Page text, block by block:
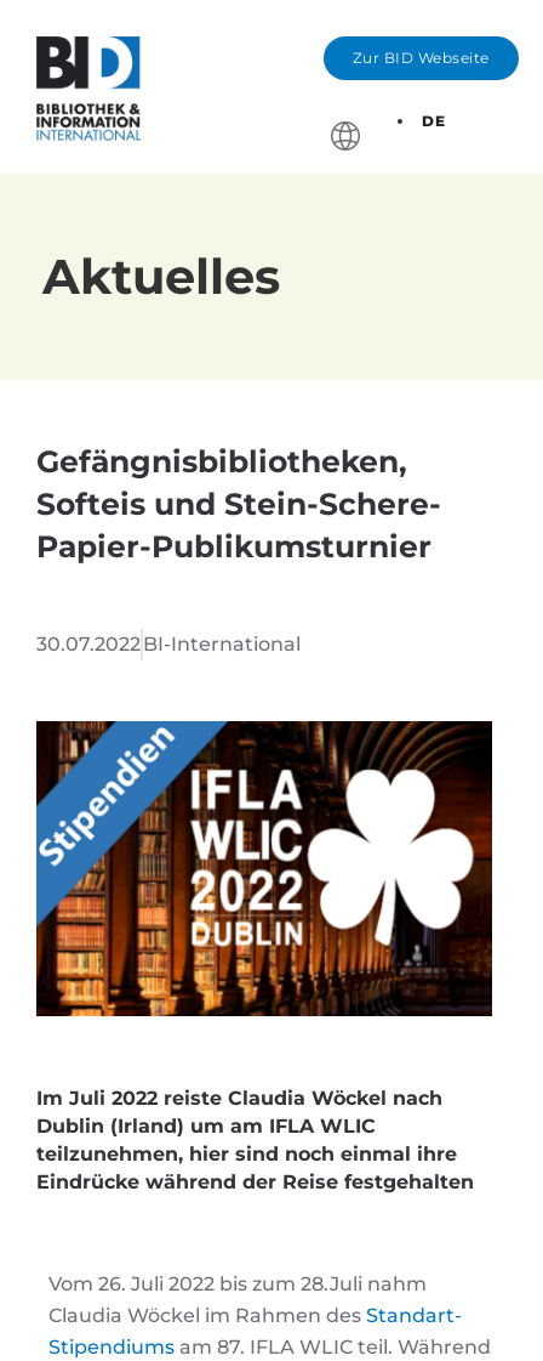
Zur BID Webseite
DE
Aktuelles
Gefängnisbibliotheken,
Softeis und Stein-Schere-
Papier-Publikumsturnier
30.07.2022BI-International
Im Juli 2022 reiste Claudia Wöckel nach
Dublin (Irland) um am IFLA WLIC
teilzunehmen, hier sind noch einmal ihre
Eindrücke während der Reise festgehalten
Vom 26. Juli 2022 bis zum 28.Juli nahm
Claudia Wöckel im Rahmen des Standart-
Stipendiums am 87. IFLA WLIC teil. Während